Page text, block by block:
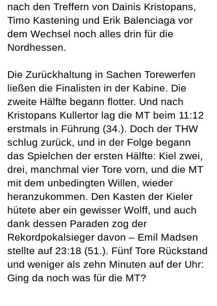
nach den Treffern von Dainis Kristopans,
Timo Kastening und Erik Balenciaga vor
dem Wechsel noch alles drin für die
Nordhessen.
Die Zurückhaltung in Sachen Torewerfen
ließen die Finalisten in der Kabine. Die
zweite Hälfte begann flotter. Und nach
Kristopans Kullertor lag die MT beim 11:12
erstmals in Führung (34.). Doch der THW
schlug zurück, und in der Folge begann
das Spielchen der ersten Hälfte: Kiel zwei,
drei, manchmal vier Tore vorn, und die MT
mit dem unbedingten Willen, wieder
heranzukommen. Den Kasten der Kieler
hütete aber ein gewisser Wolff, und auch
dank dessen Paraden zog der
Rekordpokalsieger davon – Emil Madsen
stellte auf 23:18 (51.). Fünf Tore Rückstand
und weniger als zehn Minuten auf der Uhr:
Ging da noch was für die MT?